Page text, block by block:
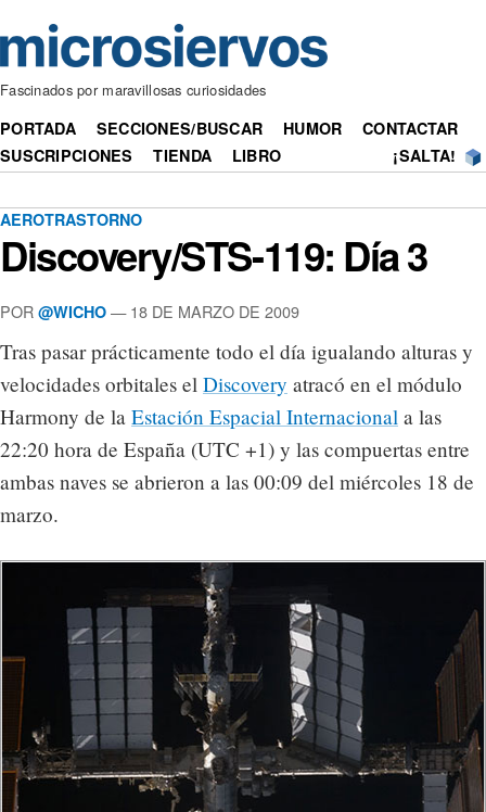
Fascinados por maravillosas curiosidades
PORTADA SECCIONES/BUSCAR HUMOR
CONTACTAR
SUSCRIPCIONES
TIENDA LIBRO ¡SALTA!
AEROTRASTORNO
Discovery/STS-119: Día 3
POR @WICHO — 18 DE MARZO DE 2009
Tras pasar prácticamente todo el día igualando alturas y
velocidades orbitales el Discovery atracó en el módulo
Harmony de la Estación Espacial Internacional a las
22:20 hora de España (UTC +1) y las compuertas entre
ambas naves se abrieron a las 00:09 del miércoles 18 de
marzo.